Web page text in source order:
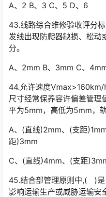
A、2 B、3 C、5 D、6
43.线路综合维修验收评分
发线出现防爬器缺损、松
分。
A、2mm B、3mm C、
44.允许速度
尺寸经常保养容许偏差管
平为5mm，高低为5mm，
A、(直线)2mm、(支距
距)3mm
C、(直线)4mm、(支距
45.结合部管理原则中,( )是
影响运输生产或威胁运输安